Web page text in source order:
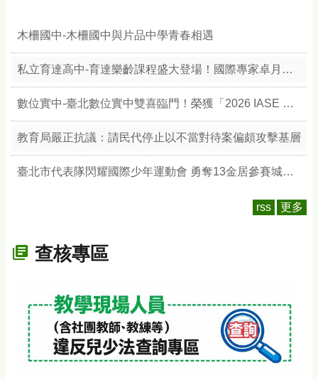
木柵國中-木柵國中與片品中學青春相遇
私立育達高中-育達樂齡課程盛大登場！國際專家卓月蘭帶領樂齡族體驗綠色療癒力
數位實中-臺北數位實中雙喜臨門！榮獲「2026 IASE 教育影響力獎」雙楷模，以數位治理與無圍牆校園引領教育新典範
教育局嚴正抗議：請民代停止以不當對待案偏頗攻擊基層
臺北市代表隊閃耀國際少年運動會 勇奪13金居參賽城市之冠 展現競技實力與城市榮耀
rss 更多
查核專區